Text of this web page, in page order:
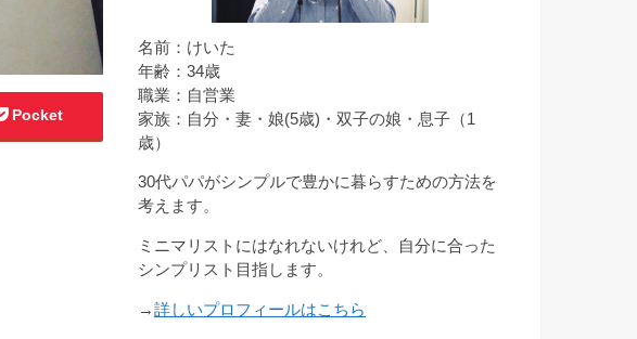
Pocket
名前：けいた
年齢：34歳
職業：自営業
家族：自分・妻・娘(5歳)・双子の娘・息子（1
歳）
30代パパがシンプルで豊かに暮らすための方法を
考えます。
ミニマリストにはなれないけれど、自分に合った
シンプリスト目指します。
→詳しいプロフィールはこちら